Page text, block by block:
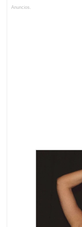
Anuncios.